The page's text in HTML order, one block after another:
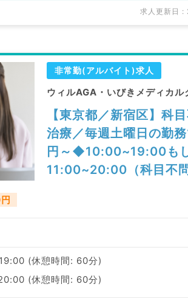
求人更新日
非常勤(アルバイト)求人
ウィルAGA・いびきメディカル
【東京都／新宿区】科
治療／毎週土曜日の勤
円～◆10:00~19:00も
11:00~20:00（科目不問
(休憩時間: 60分)
(休憩時間: 60分)